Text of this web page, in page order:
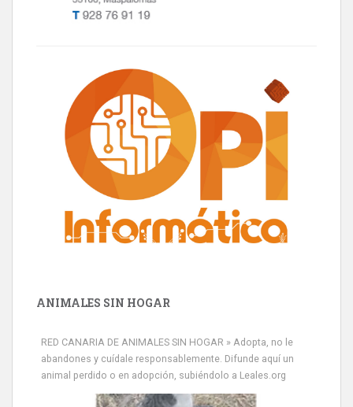
ANIMALES SIN HOGAR
RED CANARIA DE ANIMALES SIN HOGAR » Adopta, no le
abandones y cuídale responsablemente. Difunde aquí un
animal perdido o en adopción, subiéndolo a Leales.org